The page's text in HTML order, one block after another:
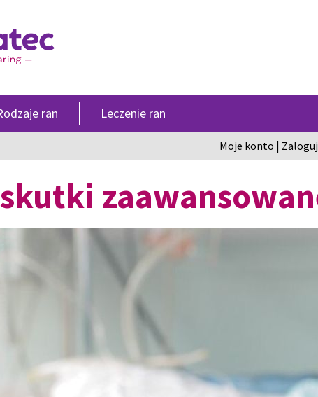
ran Leczenie ran
Moje konto |